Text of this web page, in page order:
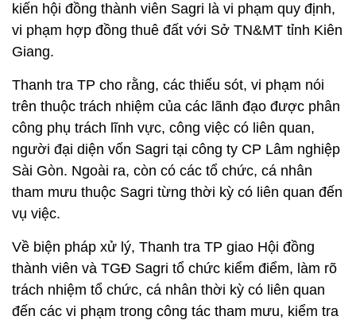
kiến hội đồng thành viên Sagri là vi phạm quy định,
vi phạm hợp đồng thuê đất với Sở TN&MT tỉnh Kiên
Giang.
Thanh tra TP cho rằng, các thiếu sót, vi phạm nói
trên thuộc trách nhiệm của các lãnh đạo được phân
công phụ trách lĩnh vực, công việc có liên quan,
người đại diện vốn Sagri tại công ty CP Lâm nghiệp
Sài Gòn. Ngoài ra, còn có các tổ chức, cá nhân
tham mưu thuộc Sagri từng thời kỳ có liên quan đến
vụ việc.
Về biện pháp xử lý, Thanh tra TP giao Hội đồng
thành viên và TGĐ Sagri tổ chức kiểm điểm, làm rõ
trách nhiệm tổ chức, cá nhân thời kỳ có liên quan
đến các vi phạm trong công tác tham mưu, kiểm tra